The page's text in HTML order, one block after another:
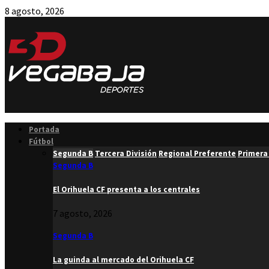
8 agosto, 2026
Portada
Fútbol
Segunda B Tercera División Regional Preferente
Segunda B
El Orihuela CF presenta a los centrales
7 agosto, 2026
Segunda B
La guinda al mercado del Orihuela CF